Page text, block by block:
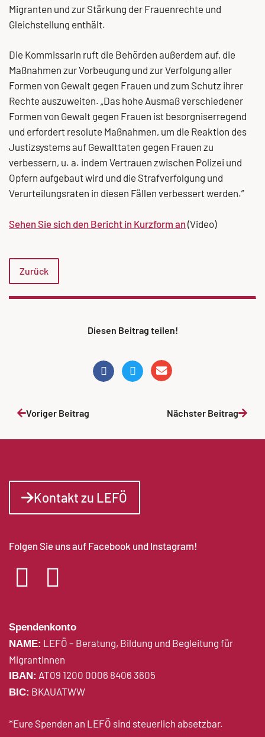
Migranten und zur Stärkung der Frauenrechte und
Gleichstellung enthält.
Die Kommissarin ruft die Behörden außerdem auf, die
Maßnahmen zur Vorbeugung und zur Verfolgung aller
Formen von Gewalt gegen Frauen und zum Schutz ihrer
Rechte auszuweiten. „Das hohe Ausmaß verschiedener
Formen von Gewalt gegen Frauen ist besorgniserregend
und erfordert resolute Maßnahmen, um die Reaktion des
Justizsystems auf Gewalttaten gegen Frauen zu
verbessern, u. a. indem Vertrauen zwischen Polizei und
Opfern aufgebaut wird und die Strafverfolgung und
Verurteilungsraten in diesen Fällen verbessert werden.”
Sehen Sie sich den Bericht in Kurzform an (Video)
Zurück
Diesen Beitrag teilen!
Voriger Beitrag Nächster Beitrag
Kontakt zu LEFÖ
Folgen Sie uns auf Facebook und Instagram!
Spendenkonto
NAME: LEFÖ – Beratung, Bildung und Begleitung für
Migrantinnen
IBAN: AT09 1200 0006 8406 3605
BIC: BKAUATWW
*Eure Spenden an LEFÖ sind steuerlich absetzbar.